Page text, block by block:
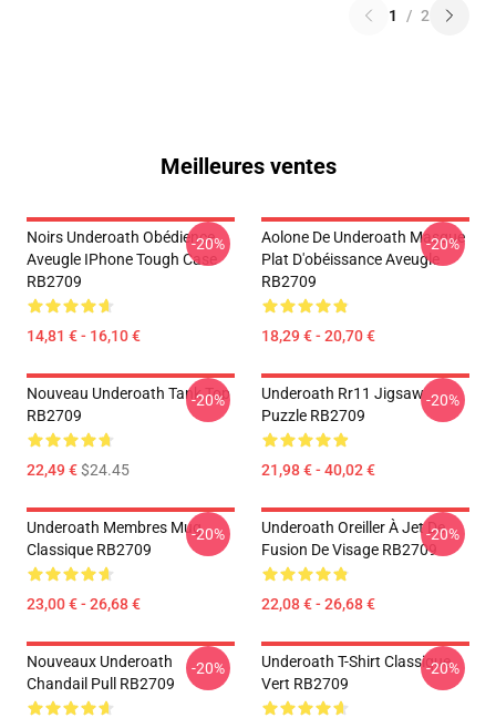
1 / 2
Meilleures ventes
Noirs Underoath Obédience
Aveugle IPhone Tough Case
RB2709
14,81 € - 16,10 €
-20%
Aolone De Underoath Masque
Plat D'obéissance Aveugle
RB2709
18,29 € - 20,70 €
-20%
Nouveau Underoath Tank Top
RB2709
22,49 €$24.45
-20%
Underoath Rr11 Jigsaw
Puzzle RB2709
21,98 € - 40,02 €
-20%
Underoath Membres Mug
Classique RB2709
23,00 € - 26,68 €
-20%
Underoath Oreiller À Jet De
Fusion De Visage RB2709
22,08 € - 26,68 €
-20%
Nouveaux Underoath
Chandail Pull RB2709
-20%
Underoath T-Shirt Classique
Vert RB2709
-20%